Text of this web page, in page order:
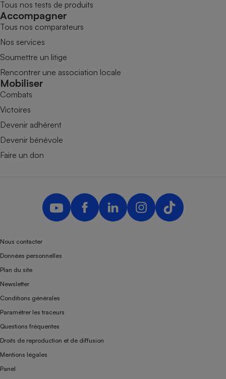
Tous nos tests de produits
Accompagner
Tous nos comparateurs
Nos services
Soumettre un litige
Rencontrer une association locale
Mobiliser
Combats
Victoires
Devenir adhérent
Devenir bénévole
Faire un don
Nous contacter
Données personnelles
Plan du site
Newsletter
Conditions générales
Paramétrer les traceurs
Questions fréquentes
Droits de reproduction et de diffusion
Mentions légales
Panel